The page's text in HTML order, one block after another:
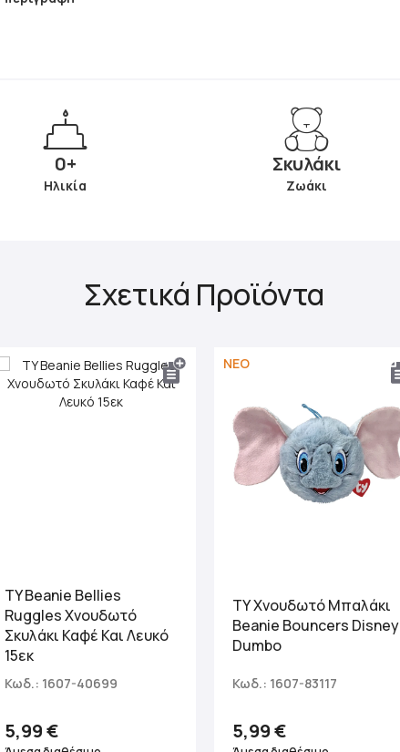
0+
Ηλικία
Σκυλάκι
Ζωάκι
Σχετικά Προϊόντα
TY Beanie Bellies
Ruggles Χνουδωτό
Σκυλάκι Καφέ Και Λευκό
15εκ
Κωδ.: 1607-40699
5,99 €
ΝΕΟ
ΤΥ Χνουδωτό Μπαλάκι
Beanie Bouncers Disney
Dumbo
Κωδ.: 1607-83117
5,99 €